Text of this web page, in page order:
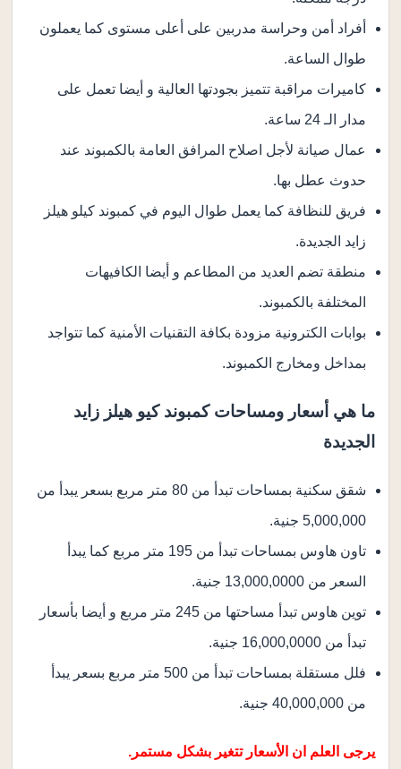
أفراد أمن وحراسة مدربين على أعلى مستوى كما يعملون
طوال الساعة.
كاميرات مراقبة تتميز بجودتها العالية و أيضا تعمل على
مدار الـ 24 ساعة.
عمال صيانة لأجل اصلاح المرافق العامة بالكمبوند عند
حدوث عطل بها.
فريق للنظافة كما يعمل طوال اليوم في كمبوند كيلو هيلز
زايد الجديدة.
منطقة تضم العديد من المطاعم و أيضا الكافيهات
المختلفة بالكمبوند.
بوابات الكترونية مزودة بكافة التقنيات الأمنية كما تتواجد
بمداخل ومخارج الكمبوند.
ما هي أسعار ومساحات كمبوند كيو هيلز زايد
الجديدة
شقق سكنية بمساحات تبدأ من 80 متر مربع بسعر يبدأ من
5,000,000 جنية.
تاون هاوس بمساحات تبدأ من 195 متر مربع كما يبدأ
السعر من 13,000,0000 جنية.
توين هاوس تبدأ مساحتها من 245 متر مربع و أيضا بأسعار
تبدأ من 16,000,0000 جنية.
فلل مستقلة بمساحات تبدأ من 500 متر مربع بسعر يبدأ
من 40,000,000 جنية.
يرجى العلم ان الأسعار تتغير بشكل مستمر.